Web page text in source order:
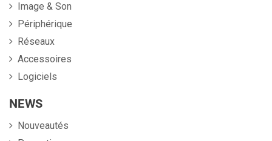
Image & Son
Périphérique
Réseaux
Accessoires
Logiciels
NEWS
Nouveautés